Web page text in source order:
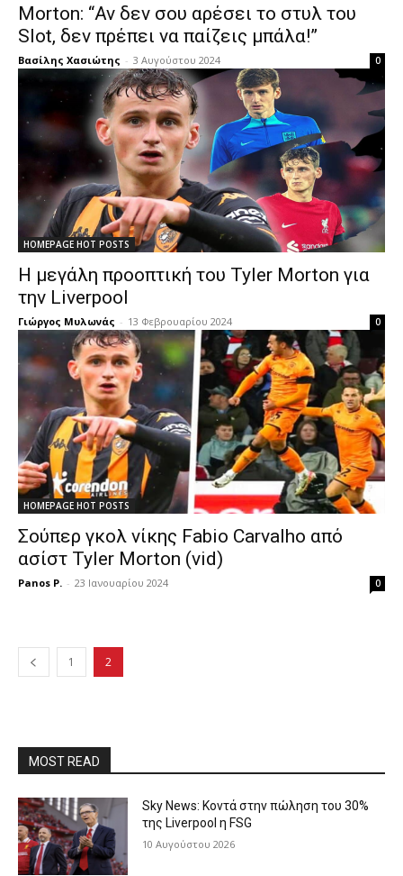
Morton: “Αν δεν σου αρέσει το στυλ του
Slot, δεν πρέπει να παίζεις μπάλα!”
Βασίλης Χασιώτης - 3 Αυγούστου 2024 0
HOMEPAGE HOT POSTS
Η μεγάλη προοπτική του Tyler Morton για
την Liverpool
Γιώργος Μυλωνάς - 13 Φεβρουαρίου 2024 0
HOMEPAGE HOT POSTS
Σούπερ γκολ νίκης Fabio Carvalho από
ασίστ Tyler Morton (vid)
Panos P. - 23 Ιανουαρίου 2024 0
1 2
MOST READ
Sky News: Κοντά στην πώληση του 30%
της Liverpool η FSG
10 Αυγούστου 2026